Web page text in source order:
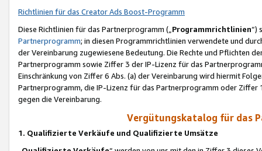
Richtlinien für das Creator Ads Boost-Programm
Diese Richtlinien für das Partnerprogramm („Programmrichtlinien“)
Partnerprogramm; in diesen Programmrichtlinien verwendete und
der Vereinbarung zugewiesene Bedeutung. Die Rechte und Pflichten
Partnerprogramm sowie Ziffer 3 der IP-Lizenz für das
Einschränkung von Ziffer 6 Abs. (a) der Vereinbarung wird hiermit
Partnerprogramm, die IP-Lizenz für das Partnerprogramm oder
gegen die Vereinbarung.
Vergütungskatalog für das
1. Qualifizierte Verkäufe und Qualifizierte Umsätze